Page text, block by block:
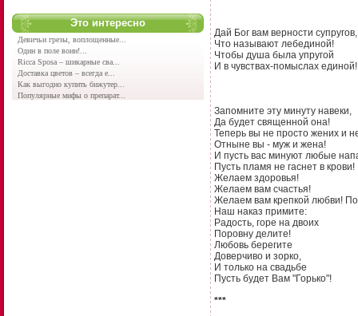
Это интересно
Девичьи грезы, воплощенные...
Один в поле воин!...
Ricca Sposa – шикарные сва...
Доставка цветов – всегда е...
Как выгодно купить бижутер...
Популярные мифы о препарат...
Дай Бог вам верности супругов,
Что называют лебединой!
Чтобы душа была упругой
И в чувствах-помыслах единой!
Запомните эту минуту навеки,
Да будет священной она!
Теперь вы не просто жених и
Отныне вы - муж и жена!
И пусть вас минуют любые
Пусть пламя не гаснет в крови!
Желаем здоровья!
Желаем вам счастья!
Желаем вам крепкой любви!
Наш наказ примите:
Радость, горе на двоих
Поровну делите!
Любовь берегите
Доверчиво и зорко,
И только на свадьбе
Пусть будет Вам "Горько"!
***